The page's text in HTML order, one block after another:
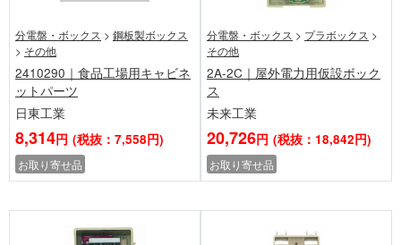
分電盤・ボックス > 鋼板製ボックス
> その他
2410290｜食品工場用キャビネ
ットパーツ
日東工業
8,314円 (税抜：7,558円)
お取り寄せ品
分電盤・ボックス > プラボックス >
その他
2A-2C｜屋外電力用仮設ボック
ス
未来工業
20,726円 (税抜：18,842円)
お取り寄せ品